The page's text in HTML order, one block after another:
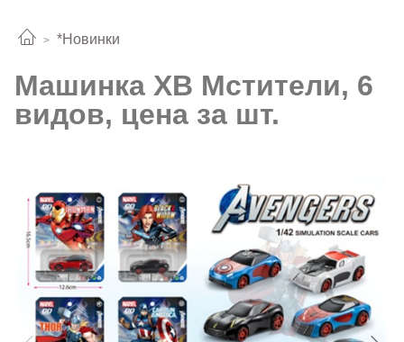
*Новинки
Машинка ХВ Мстители, 6
видов, цена за шт.